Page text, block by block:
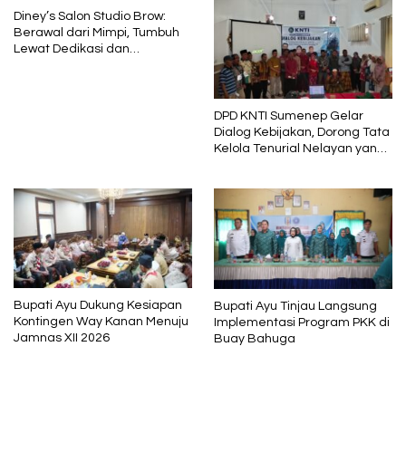
Diney’s Salon Studio Brow:
Berawal dari Mimpi, Tumbuh
Lewat Dedikasi dan
DPD KNTI Sumenep Gelar
Dialog Kebijakan, Dorong Tata
Kelola Tenurial Nelayan yang
Bupati Ayu Dukung Kesiapan
Kontingen Way Kanan Menuju
Jamnas XII 2026
Bupati Ayu Tinjau Langsung
Implementasi Program PKK di
Buay Bahuga